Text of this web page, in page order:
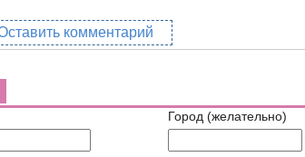
комментарий
Город (желательно)